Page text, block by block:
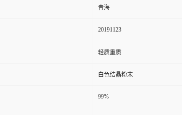
青海
20191123
轻质重质
白色结晶粉末
99%